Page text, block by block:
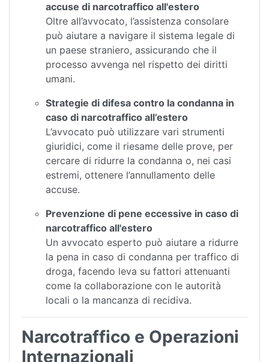
accuse di narcotraffico all'estero
Oltre all’avvocato, l’assistenza consolare
può aiutare a navigare il sistema legale di
un paese straniero, assicurando che il
processo avvenga nel rispetto dei diritti
umani.
Strategie di difesa contro la condanna in
caso di narcotraffico all’estero
L’avvocato può utilizzare vari strumenti
giuridici, come il riesame delle prove, per
cercare di ridurre la condanna o, nei casi
estremi, ottenere l’annullamento delle
accuse.
Prevenzione di pene eccessive in caso di
narcotraffico all'estero
Un avvocato esperto può aiutare a ridurre
la pena in caso di condanna per traffico di
droga, facendo leva su fattori attenuanti
come la collaborazione con le autorità
locali o la mancanza di recidiva.
Narcotraffico e Operazioni
Internazionali